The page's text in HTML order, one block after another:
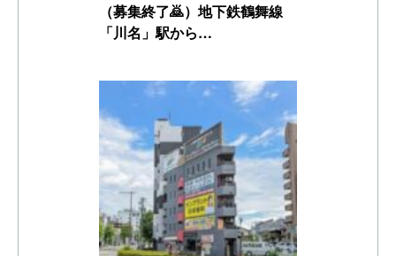
（募集終了🙇）地下鉄鶴舞線
「川名」駅から…